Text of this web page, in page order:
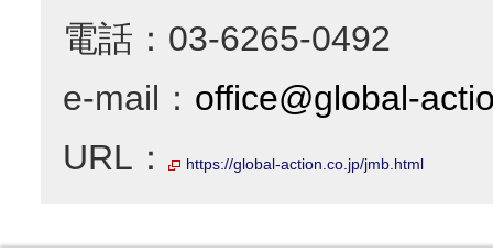
電話：03-6265-0492
e-mail： office@global-
URL：
https://global-action.co.jp/jmb.html